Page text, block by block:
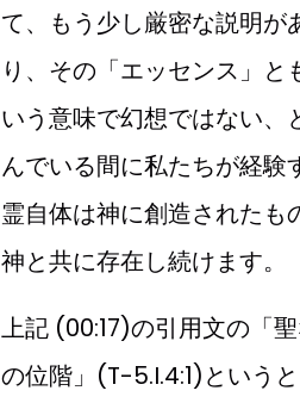
て、もう少し厳密な説明が
り、その「エッセンス」
いう意味で幻想ではない、
んでいる間に私たちが経験
霊自体は神に創造されたも
神と共に存在し続けます。
上記 (00:17)の引用文の「
の位階」(T-5.I.4:1)という